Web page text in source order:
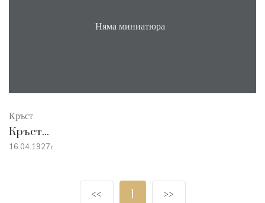
Няма миниатюра
Кръст
Кръст...
16.04.1927г.
<< 1 >>